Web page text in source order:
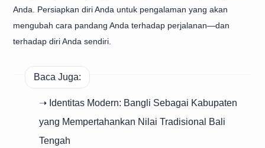
Anda. Persiapkan diri Anda untuk pengalaman yang akan
mengubah cara pandang Anda terhadap perjalanan—dan
terhadap diri Anda sendiri.
Baca Juga:
➝ Identitas Modern: Bangli Sebagai Kabupaten
yang Mempertahankan Nilai Tradisional Bali
Tengah